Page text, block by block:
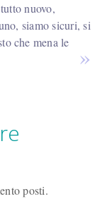
nuovo,
siamo sicuri, si
che mena le
posti.